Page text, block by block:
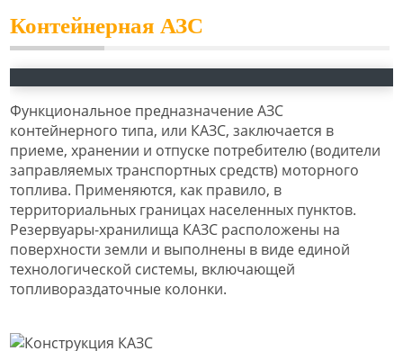
Контейнерная АЗС
Функциональное предназначение АЗС
контейнерного типа, или КАЗС, заключается в
приеме, хранении и отпуске потребителю (водители
заправляемых транспортных средств) моторного
топлива. Применяются, как правило, в
территориальных границах населенных пунктов.
Резервуары-хранилища КАЗС расположены на
поверхности земли и выполнены в виде единой
технологической системы, включающей
топливораздаточные колонки.